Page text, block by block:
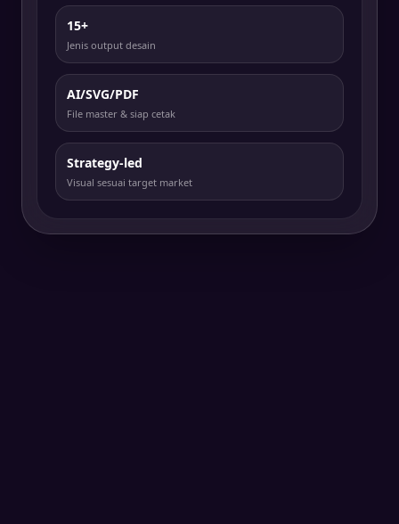
15+
Jenis output desain
AI/SVG/PDF
File master & siap cetak
Strategy-led
Visual sesuai target market